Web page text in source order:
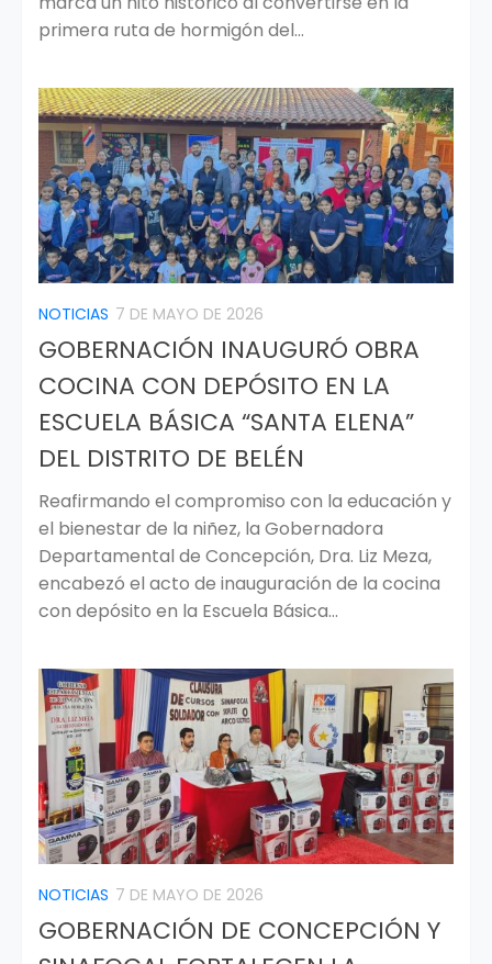
primera ruta de hormigón del...
NOTICIAS 7 DE MAYO DE 2026
GOBERNACIÓN INAUGURÓ OBRA
COCINA CON DEPÓSITO EN LA
ESCUELA BÁSICA “SANTA ELENA”
DEL DISTRITO DE BELÉN
Reafirmando el compromiso con la educación y
el bienestar de la niñez, la Gobernadora
Departamental de Concepción, Dra. Liz Meza,
encabezó el acto de inauguración de la cocina
con depósito en la Escuela Básica...
NOTICIAS 7 DE MAYO DE 2026
GOBERNACIÓN DE CONCEPCIÓN Y